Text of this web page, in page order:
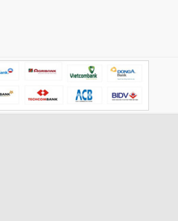
Hub USB Type-C 6 in 1 HDMI
4K@60Hz, Hub USB 3.0, Lan,
PD 100W Ugreen 45000 cao cấp